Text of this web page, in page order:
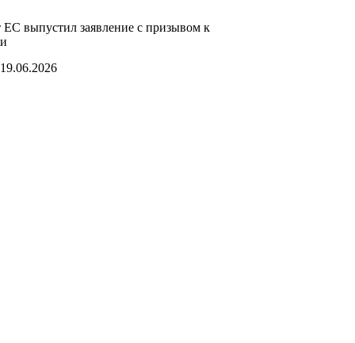
ЕС выпустил заявление с призывом к
19.06.2026